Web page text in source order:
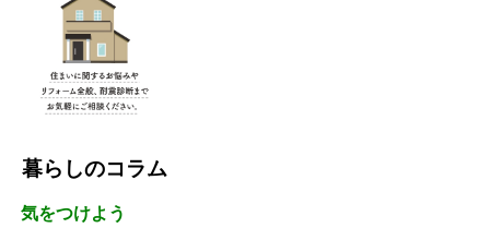
暮らしのコラム
気をつけよう